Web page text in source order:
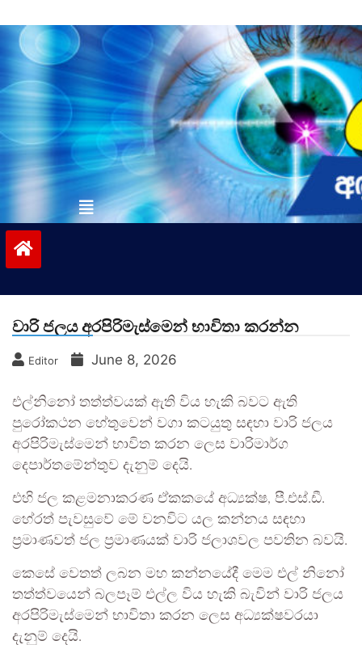
to
contentvinivida.lk
වාරි ජලය අරපිරිමැස්මෙන් භාවිතා කරන්න
Editor June 8, 2026
එල්නිනෝ තත්ත්වයක් ඇති විය හැකි බවට ඇති
පුරෝකථන හේතුවෙන් වගා කටයුතු සඳහා වාරි ජලය
අරපිරිමැස්මෙන් භාවිත කරන ලෙස වාරිමාර්ග
දෙපාර්තමේන්තුව දැනුම් දෙයි.
එහි ජල කළමනාකරණ ඒකකයේ අධ්‍යක්ෂ, පී.එස්.ඩී.
හේරත් පැවසුවේ මේ වනවිට යල කන්නය සඳහා
ප්‍රමාණවත් ජල ප්‍රමාණයක් වාරි ජලාශවල පවතින බවයි.
කෙසේ වෙතත් ලබන මහ කන්නයේදී මෙම එල් නිනෝ
තත්ත්වයෙන් බලපෑම් එල්ල විය හැකි බැවින් වාරි ජලය
අරපිරිමැස්මෙන් භාවිතා කරන ලෙස අධ්‍යක්ෂවරයා
දැනුම් දෙයි.